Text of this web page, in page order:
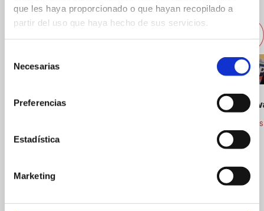
que les haya proporcionado o que hayan recopilado a
partir del uso que haya hecho de sus servicios.
Necesarias
Preferencias
Estadística
Marketing
Altres restaurants pròxims
The
Cuina